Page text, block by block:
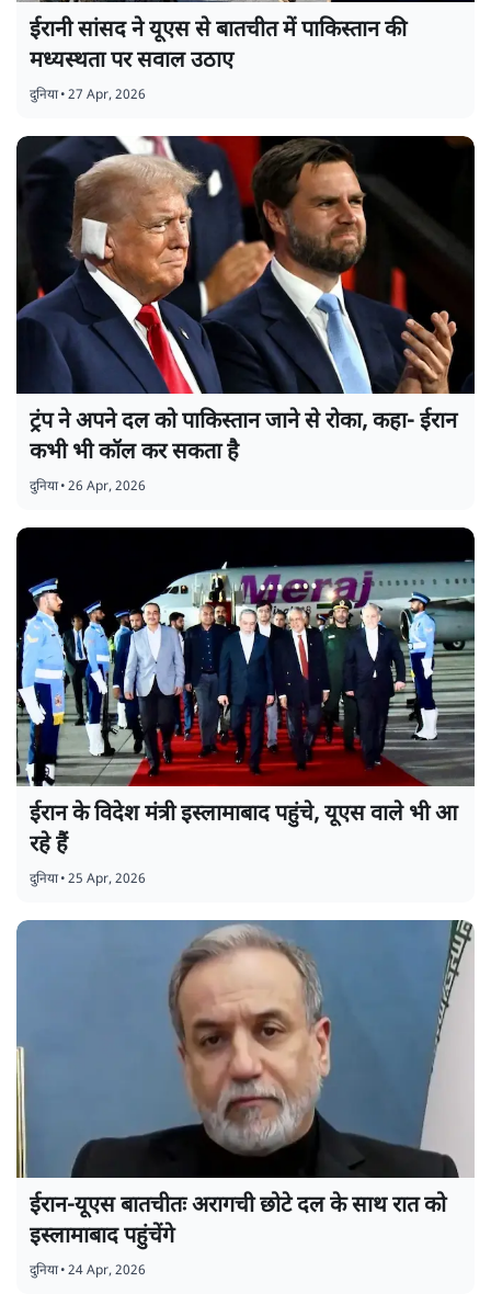
ईरानी सांसद ने यूएस से बातचीत में पाकिस्तान की
मध्यस्थता पर सवाल उठाए
दुनिया•27 Apr, 2026
ट्रंप ने अपने दल को पाकिस्तान जाने से रोका, कहा- ईरान
कभी भी कॉल कर सकता है
दुनिया•26 Apr, 2026
ईरान के विदेश मंत्री इस्लामाबाद पहुंचे, यूएस वाले भी आ
रहे हैं
दुनिया•25 Apr, 2026
ईरान-यूएस बातचीतः अरागची छोटे दल के साथ रात को
इस्लामाबाद पहुंचेंगे
दुनिया•24 Apr, 2026